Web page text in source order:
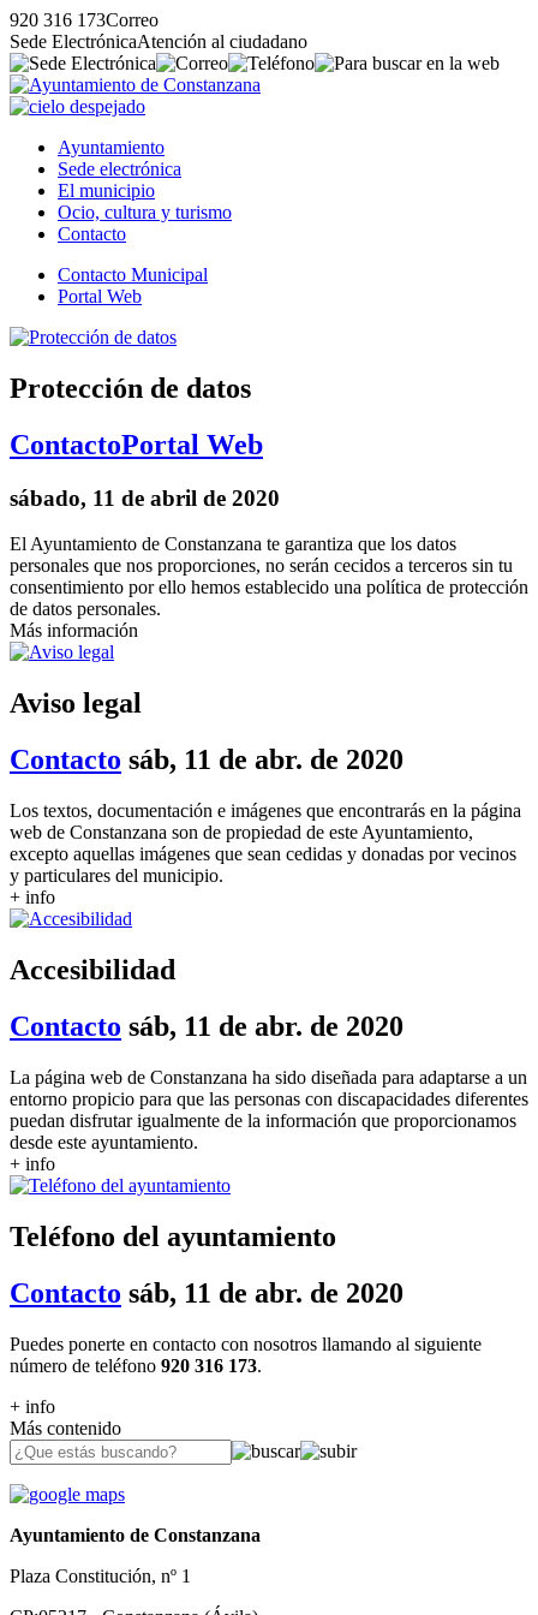
920 316 173Correo
Sede ElectrónicaAtención al ciudadano
Ayuntamiento
Sede electrónica
El municipio
Ocio, cultura y turismo
Contacto
Contacto Municipal
Portal Web
Protección de datos
ContactoPortal Web
sábado, 11 de abril de 2020
El Ayuntamiento de Constanzana te garantiza que los datos
personales que nos proporciones, no serán cecidos a terceros sin tu
consentimiento por ello hemos establecido una política de protección
de datos personales.
Más información
Aviso legal
Contacto sáb, 11 de abr. de 2020
Los textos, documentación e imágenes que encontrarás en la página
web de Constanzana son de propiedad de este Ayuntamiento,
excepto aquellas imágenes que sean cedidas y donadas por vecinos
y particulares del municipio.
+ info
Accesibilidad
Contacto sáb, 11 de abr. de 2020
La página web de Constanzana ha sido diseñada para adaptarse a un
entorno propicio para que las personas con discapacidades diferentes
puedan disfrutar igualmente de la información que proporcionamos
desde este ayuntamiento.
+ info
Teléfono del ayuntamiento
Contacto sáb, 11 de abr. de 2020
Puedes ponerte en contacto con nosotros llamando al siguiente
número de teléfono 920 316 173.
+ info
Más contenido
Ayuntamiento de Constanzana
Plaza Constitución, nº 1